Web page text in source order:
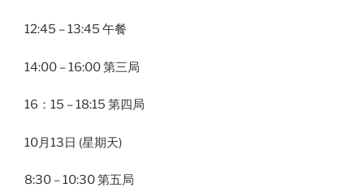
12:45 – 13:45 午餐
14:00 – 16:00 第三局
16：15 – 18:15 第四局
10月13日 (星期天)
8:30 – 10:30 第五局